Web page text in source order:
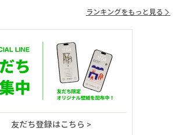
ランキングをもっと見る
友だち登録はこちら >